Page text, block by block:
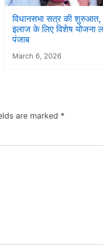
विधानसभा सत्र की शुरुआत,
इलाज के लिए विशेष योजना
पंजाब
March 6, 2026
are marked *